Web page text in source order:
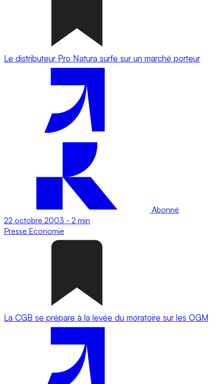
Le distributeur Pro Natura surfe sur un marché porteur
Abonné
22 octobre 2003 - 2 min
Presse Economie
La CGB se prépare à la levée du moratoire sur les OGM